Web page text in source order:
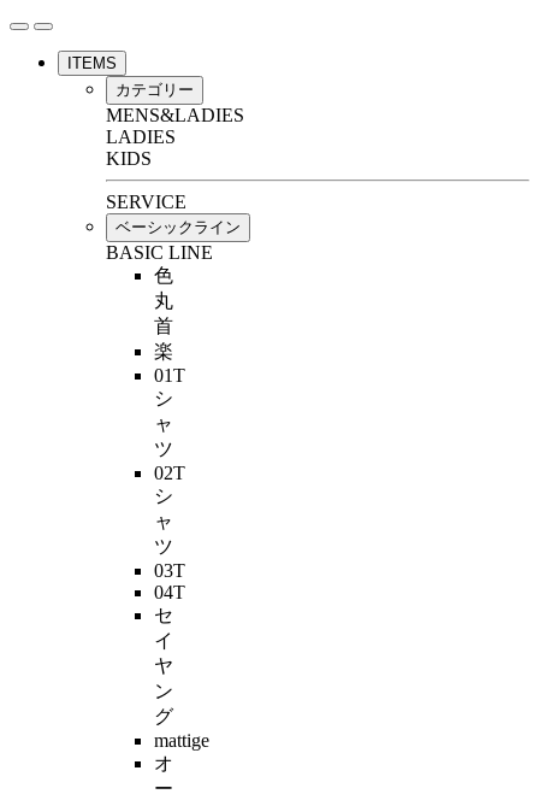
ITEMS
カテゴリー
MENS&LADIES
LADIES
KIDS
SERVICE
ベーシックライン
BASIC LINE
色
丸
首
楽
01T
シ
ャ
ツ
02T
シ
ャ
ツ
03T
04T
セ
イ
ヤ
ン
グ
mattige
オ
ー